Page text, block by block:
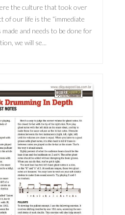
the culture that took over
of our life is the “immediate
and needs to be done for
we will se...